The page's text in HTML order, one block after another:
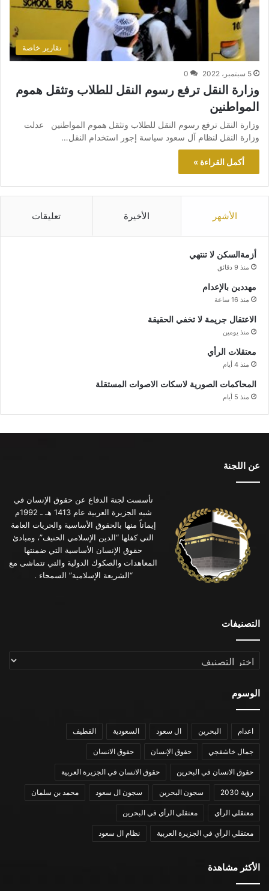
تقارير خاصة
5 سبتمبر، 2022 0
وزارة النقل ترفع رسوم النقل للطلاب وتثقل هموم
المواطنين
وزارة النقل ترفع رسوم النقل للطلاب وتثقل هموم المواطنين عدلت
وزارة النقل لنظام آل سعود سياسة إجور استخدام النقل…
أكمل القراءة »
الأشهر الأخيرة تعليقات
أزمةالسكن لا تنتهي
منذ 9 دقائق
مهددين بالإعدام
منذ 16 ساعة
الاعتقال جريمة لا تخفي الحقيقة
منذ يومين
معتقلات الرأي
منذ 4 أيام
المحاكمات الصورية لاسكات الاصوات المستقلة
منذ 5 أيام
عن اللجنة
تأسست لجنة الدفاع عن حقوق الإنسان في
شبه الجزيرة العربية عام 1413 هـ ـ 1992م
إيماناً منها بالحقوق الأساسية والحريات العامة
التي كفلها “الدين الإسلامي الحنيف”، ومبادئ
حقوق الإنسان الأساسية التي ضمنتها
المعاهدات والصكوك الدولية والتي تتماشى مع
“الشريعة الإسلامية” السمحاء .
التصنيفات
التصنيفات
الوسوم
اعدام البحرين ال سعود السعودية القطيف
جمال خاشقجي حقوق الإنسان حقوق الانسان
حقوق الانسان في البحرين حقوق الانسان في الجزيرة العربية
رؤية 2030 سجون البحرين سجون ال سعود محمد بن سلمان
معتقلي الرأي معتقلي الرأي في البحرين
معتقلي الرأي في الجزيرة العربية نظام ال سعود
الأكثر مشاهدة